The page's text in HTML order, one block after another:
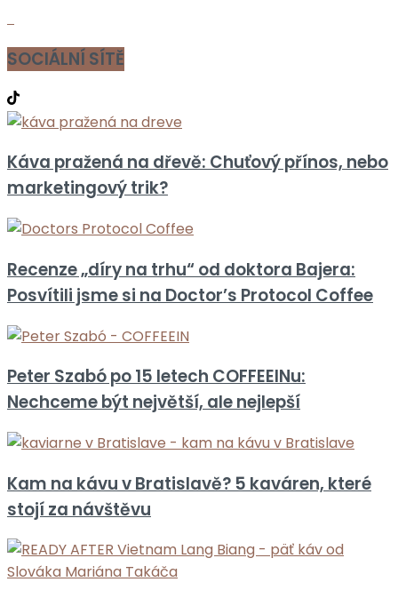
SOCIÁLNÍ SÍTĚ
Káva pražená na dřevě: Chuťový přínos, nebo
marketingový trik?
Recenze „díry na trhu“ od doktora Bajera:
Posvítili jsme si na Doctor’s Protocol Coffee
Peter Szabó po 15 letech COFFEEINu:
Nechceme být největší, ale nejlepší
Kam na kávu v Bratislavě? 5 kaváren, které
stojí za návštěvu